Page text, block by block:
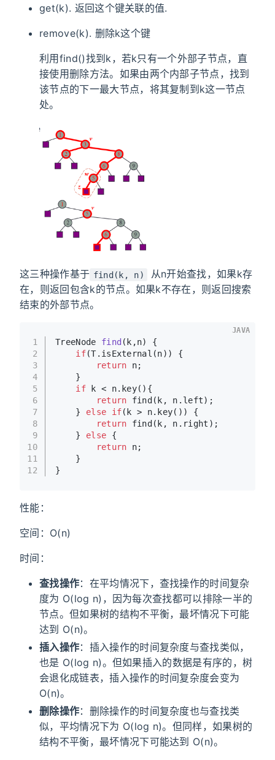
get(k). 返回这个键关联的值.
remove(k). 删除k这个键
利用find()找到k，若k只有一个外部子节点，直
接使用删除方法。如果由两个内部子节点，找到
该节点的下一最大节点，将其复制到k这一节点
处。
这三种操作基于 find(k, n)
从n开始查找，如果k存
在，则返回包含k的节点。如果k不存在，则返回搜索
结束的外部节点。
1
2
3
4
5
6
7
8
9
10
11
12
TreeNode find (k,n)
{
if(T.isExternal(n)) {
return n;
    }
if k < n.key(){
return find(k, n.left);
    }
else if(k > n.key()) {
return find(k, n.right);
    }
else {
return n;
    }
}
JAVA
性能：
空间：O(n)
时间：
查找操作：在平均情况下，查找操作的时间复杂
度为 O(log n)，因为每次查找都可以排除一半的
节点。但如果树的结构不平衡，最坏情况下可能
达到 O(n)。
插入操作：插入操作的时间复杂度与查找类似，
也是 O(log n)。但如果插入的数据是有序的，树
会退化成链表，插入操作的时间复杂度会变为
O(n)。
删除操作：删除操作的时间复杂度也与查找类
似，平均情况下为 O(log n)。但同样，如果树的
结构不平衡，最坏情况下可能达到 O(n)。